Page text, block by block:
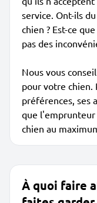
service. Ont-ils
chien ? Est-ce
pas des
Nous vous
pour votre chien.
préférences, ses
que l'emprunteur
chien au
À quoi faire